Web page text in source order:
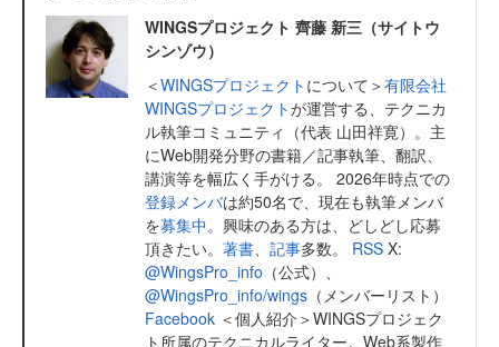
WINGSプロジェクト 齊藤 新三（サイトウ
シンゾウ）
＜WINGSプロジェクト について＞有限会社
WINGSプロジェクトが運営する、テクニカ
ル執筆コミュニティ（代表 山田祥寛）。主
にWeb開発分野の書籍／記事執筆、翻訳、
講演等を幅広く手がける。 2026年時点での
登録メンバは約50名で、現在も執筆メンバ
を募集中。興味のある方は、どしどし応募
頂きたい。 著書、 記事多数。 RSS X:
@WingsPro_info （公式）、
@WingsPro_info/wings （メンバーリスト）
Facebook ＜個人紹介＞WINGSプロジェク
ト所属のテクニカルライター。Web系製作